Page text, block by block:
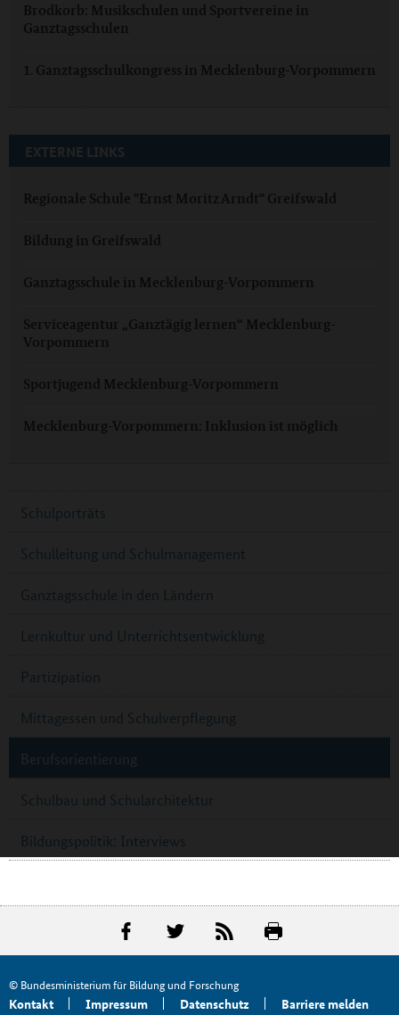
Brodkorb: Musikschulen und Sportvereine in
Ganztagsschulen
1. Ganztagsschulkongress in Mecklenburg-Vorpommern
EXTERNE LINKS
Regionale Schule "Ernst Moritz Arndt" Greifswald
Bildung in Greifswald
Ganztagsschule in Mecklenburg-Vorpommern
Serviceagentur „Ganztägig lernen“ Mecklenburg-
Vorpommern
Sportjugend Mecklenburg-Vorpommern
Mecklenburg-Vorpommern: Inklusion ist möglich
Schulporträts
Schulleitung und Schulmanagement
Ganztagsschule in den Ländern
Lernkultur und Unterrichtsentwicklung
Partizipation
Mittagessen und Schulverpflegung
Berufsorientierung
Schulbau und Schularchitektur
Bildungspolitik: Interviews
© Bundesministerium für Bildung und Forschung
Kontakt Impressum Datenschutz Barriere melden